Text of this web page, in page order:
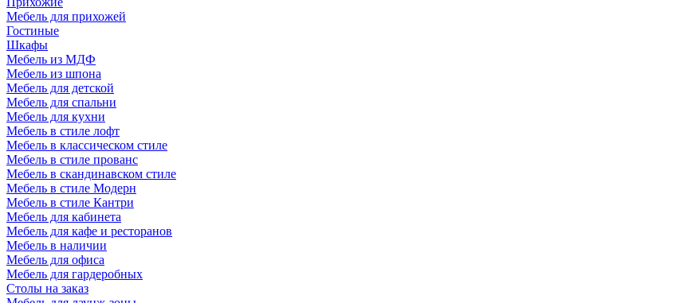
Мебель для прихожей
Гостиные
Шкафы
Мебель из МДФ
Мебель из шпона
Мебель для детской
Мебель для спальни
Мебель для кухни
Мебель в стиле лофт
Мебель в классическом стиле
Мебель в стиле прованс
Мебель в скандинавском стиле
Мебель в стиле Модерн
Мебель в стиле Кантри
Мебель для кабинета
Мебель для кафе и ресторанов
Мебель в наличии
Мебель для офиса
Мебель для гардеробных
Столы на заказ